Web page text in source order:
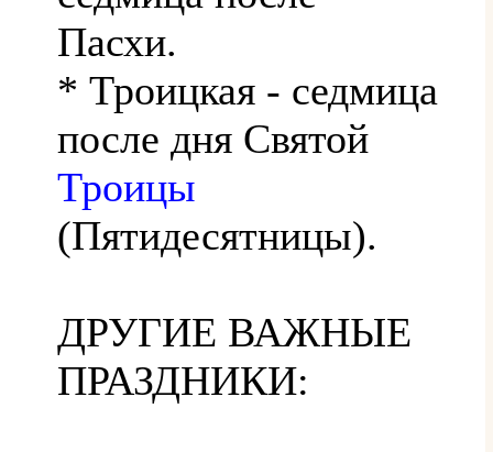
Пасхи.
* Троицкая - седмица
после дня Святой
Троицы
(Пятидесятницы).
ДРУГИЕ ВАЖНЫЕ
ПРАЗДНИКИ: